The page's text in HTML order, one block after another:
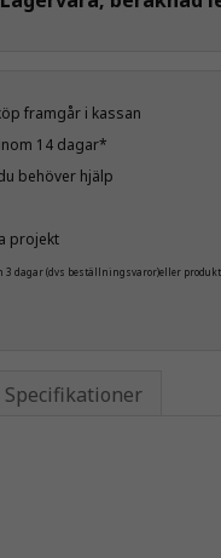
framgår i kassan
14 dagar*
behöver hjälp
projekt
dagar (dvs beställningsvaror)eller
Specifikationer